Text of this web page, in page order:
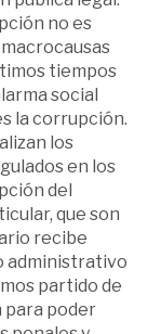
no es
tiempos
social
la corrupción.
los
en los
del
que son
recibe
administrativo
partido de
para poder